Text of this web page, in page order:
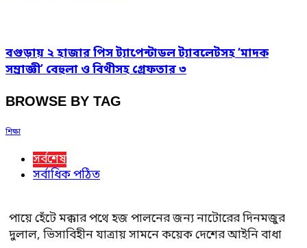
বগুড়ায় ২ হাজার পিস ট্যাপেন্টাডল ট্যাবলেটসহ ‘মাদক
সম্রাজ্ঞী’ বেহুলা ও বিথীসহ গ্রেফতার ৩
BROWSE BY TAG
শিক্ষা
সর্বশেষ
সর্বাধিক পঠিত
পায়ে হেঁটে মক্কার পথে হজ পালনের জন্য নাটোরের দিনমজুর
দুলাল, ভিসাবিহীন যাত্রায় সামনে কয়েক দেশের আইনি বাধা